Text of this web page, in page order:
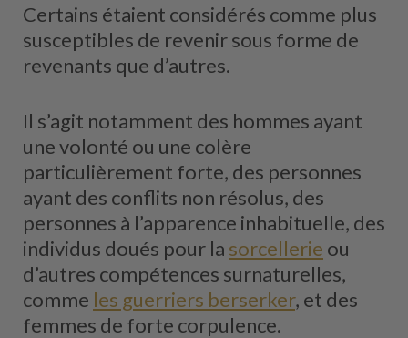
Certains étaient considérés comme plus
susceptibles de revenir sous forme de
revenants que d’autres.
Il s’agit notamment des hommes ayant
une volonté ou une colère
particulièrement forte, des personnes
ayant des conflits non résolus, des
personnes à l’apparence inhabituelle, des
individus doués pour la sorcellerie ou
d’autres compétences surnaturelles,
comme les guerriers berserker, et des
femmes de forte corpulence.